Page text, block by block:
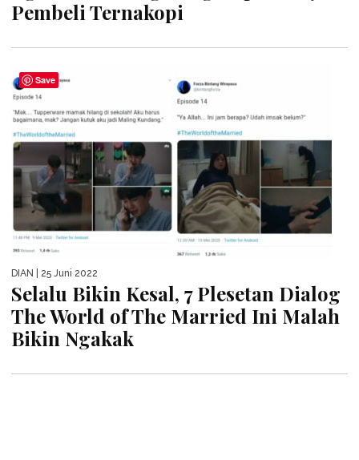
Pembeli Ternakopi
DIAN | 25 Juni 2022
Selalu Bikin Kesal, 7 Plesetan Dialog
The World of The Married Ini Malah
Bikin Ngakak
Save